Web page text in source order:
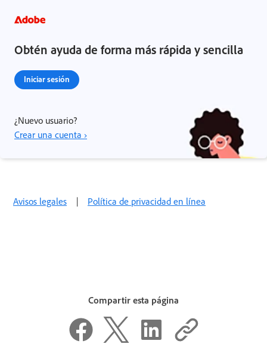
Obtén ayuda de forma más rápida y sencilla
Iniciar sesión
¿Nuevo usuario?
Crear una cuenta ›
Avisos legales | Política de privacidad en línea
Compartir esta página